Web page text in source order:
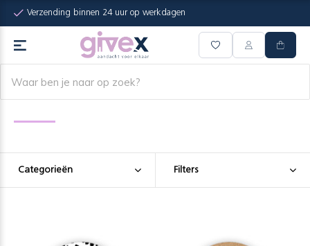
Verzending binnen 24 uur op werkdagen
Categorieën Filters